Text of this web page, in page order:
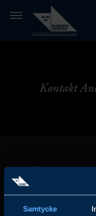
Samtycke
Kontakt